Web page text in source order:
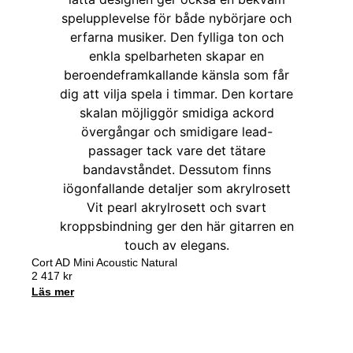
Cort AD Mini Acoustic Natural
2 417 kr
Läs mer